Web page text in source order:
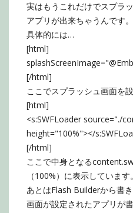
実はもうこれだけでスプラ
アプリが出来ちゃうんです。
具体的には…
[html]
[/html]
ここでスプラッシュ画面を設
[html]
<s:SWFLoader source="./
height="100%"></
[/html]
ここで中身となる
（100%）に表示しています。
あとはFlash Builderから書
画面が設定されたアプリが